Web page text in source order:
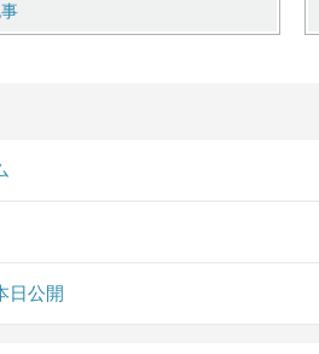
日公開